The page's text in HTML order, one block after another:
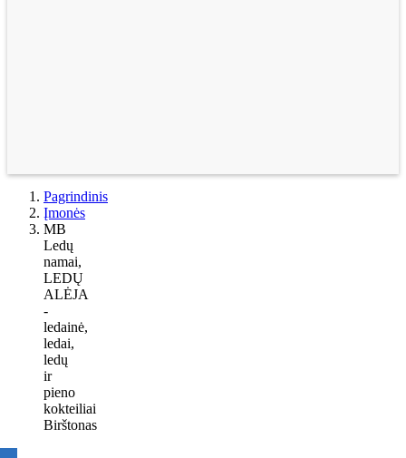
Pagrindinis
Įmonės
MB
Ledų
namai,
LEDŲ
ALĖJA
-
ledainė,
ledai,
ledų
ir
pieno
kokteiliai
Birštonas